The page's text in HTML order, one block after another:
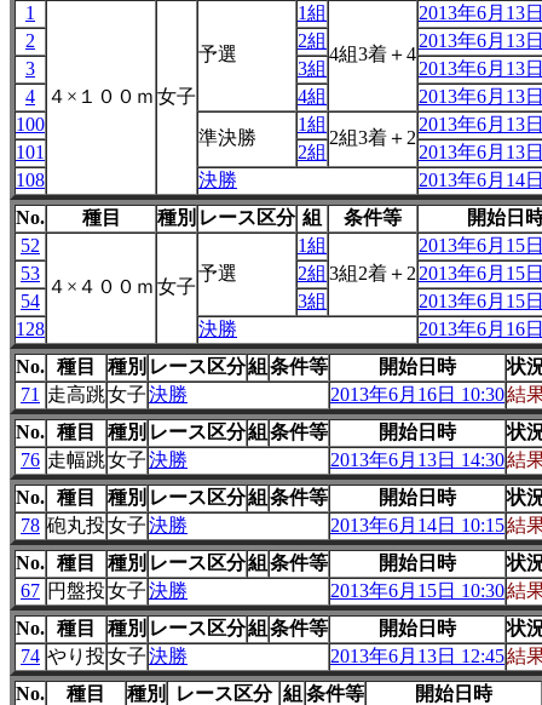
1
４×１００ｍ 女子
予選
1組
4組3着＋4
2013年6月13
2
2組
2013年6月13
3
3組
2013年6月13
4
4組
2013年6月13
100
準決勝
1組
2組3着＋2
2013年6月13
101
2組
2013年6月13
108
決勝
2013年6月14
No.
種目 種別 レース区分 組 条件等
開始日
52
４×４００ｍ 女子
予選
1組
3組2着＋2
2013年6月15
53
2組
2013年6月15
54
3組
2013年6月15
128
決勝
2013年6月16
No. 種目 種別 レース区分組 条件等 開始日時
状
71 走高跳女子決勝 2013年6月16日 10:30結
No. 種目 種別 レース区分組 条件等 開始日時
状
76 走幅跳女子決勝 2013年6月13日 14:30結
No. 種目 種別 レース区分組 条件等 開始日時
状
78 砲丸投女子決勝 2013年6月14日 10:15結
No. 種目 種別 レース区分組 条件等 開始日時
状
67 円盤投女子決勝 2013年6月15日 10:30結
No. 種目 種別 レース区分組 条件等 開始日時
状
74 やり投女子決勝 2013年6月13日 12:45結
No.
種目 種別 レース区分 組 条件等
開始日時